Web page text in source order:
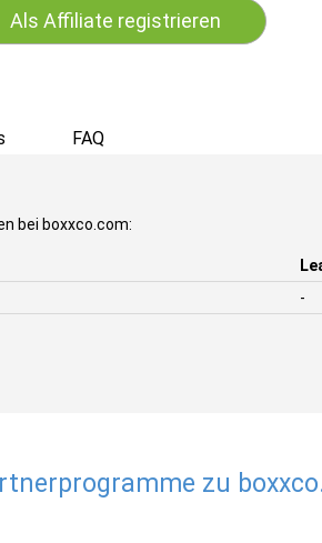
Als Affiliate registrieren
FAQ
bei boxxco.com:
-
zu